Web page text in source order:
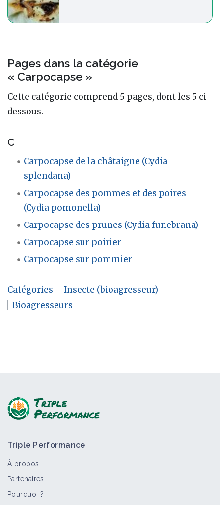
Pages dans la catégorie
« Carpocapse »
Cette catégorie comprend 5 pages, dont les 5 ci-
dessous.
C
Carpocapse de la châtaigne (Cydia
splendana)
Carpocapse des pommes et des poires
(Cydia pomonella)
Carpocapse des prunes (Cydia funebrana)
Carpocapse sur poirier
Carpocapse sur pommier
Catégories:
Insecte (bioagresseur)
Bioagresseurs
Triple Performance
À propos
Partenaires
Pourquoi ?